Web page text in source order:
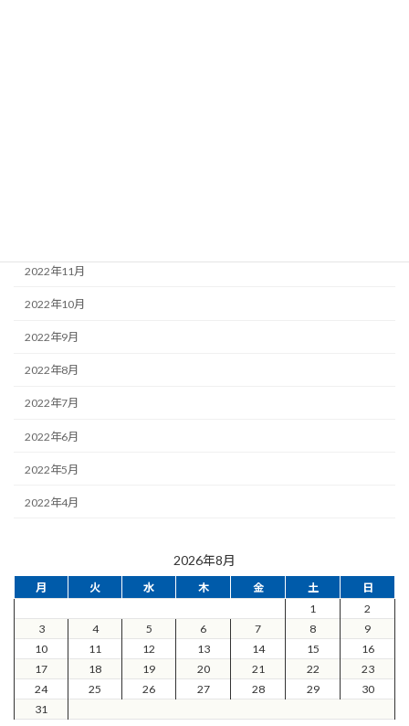
2022年11月
2022年10月
2022年9月
2022年8月
2022年7月
2022年6月
2022年5月
2022年4月
2026年8月
月 火 水 木 金 土
日
1
2
3
4 5 6 7 8
9
10
11 12 13 14 15
16
17
18 19 20 21 22
23
24
25 26 27 28 29
30
31